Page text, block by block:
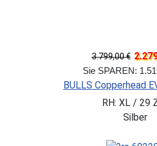
3.799,00 €
Sie SPAREN:
BULLS Copperhead
RH: XL / 29
Silber